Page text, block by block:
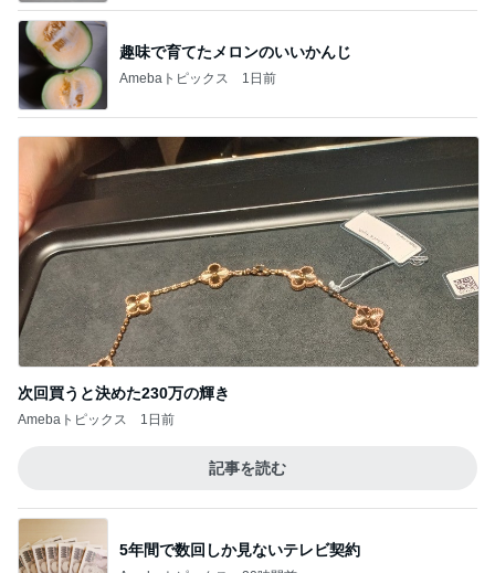
趣味で育てたメロンのいいかんじ
Amebaトピックス 1日前
次回買うと決めた230万の輝き
Amebaトピックス 1日前
記事を読む
5年間で数回しか見ないテレビ契約